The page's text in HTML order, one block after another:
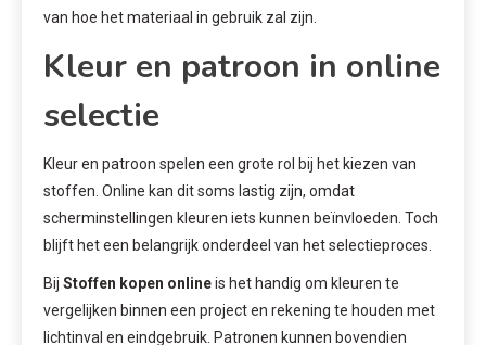
van hoe het materiaal in gebruik zal zijn.
Kleur en patroon in online
selectie
Kleur en patroon spelen een grote rol bij het kiezen van
stoffen. Online kan dit soms lastig zijn, omdat
scherminstellingen kleuren iets kunnen beïnvloeden. Toch
blijft het een belangrijk onderdeel van het selectieproces.
Bij Stoffen kopen onlineis het handig om kleuren te
vergelijken binnen een project en rekening te houden met
lichtinval en eindgebruik. Patronen kunnen bovendien